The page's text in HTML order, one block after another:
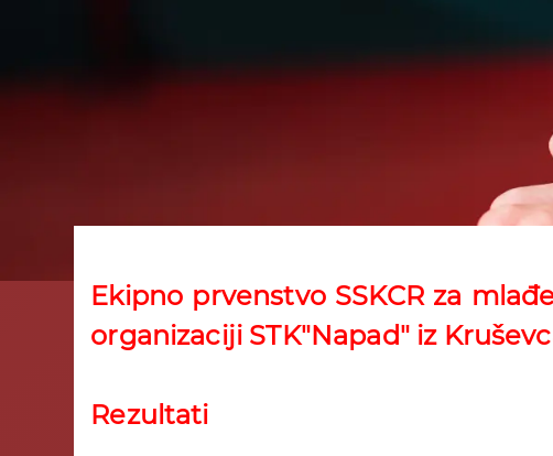
Ekipno prvenstvo SSKCR za
organizaciji STK"Napad" iz
Rezultati